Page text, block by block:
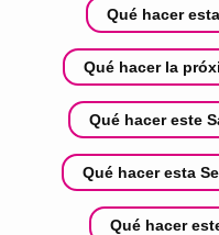
Qué hacer
Qué hacer la
Qué hacer este
Qué hacer esta
Qué hacer